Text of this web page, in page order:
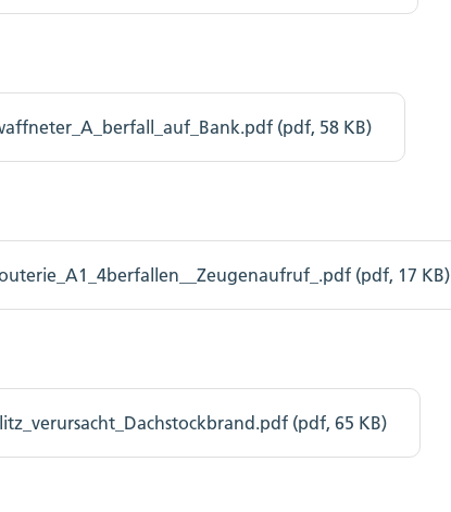
(pdf, 58 KB)
(pdf, 17 KB)
(pdf, 65 KB)